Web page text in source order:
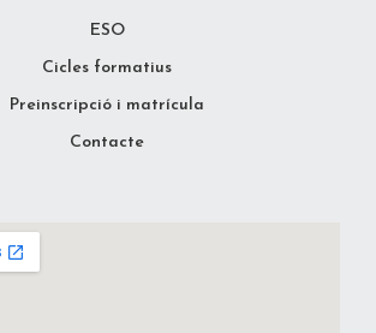
ESO
Cicles formatius
Preinscripció i matrícula
Contacte